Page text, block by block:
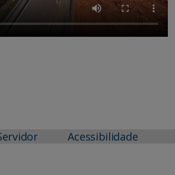
Acessibilidade